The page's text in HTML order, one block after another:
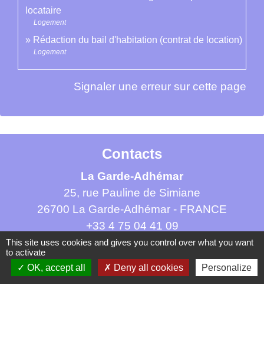
locataire
Logement
Rédaction du bail d'habitation (contrat de location)
Logement
Signaler une erreur sur cette page
Contacts
La Garde-Adhémar
25, rue Pauline de Simiane
26700 La Garde-Adhémar - FRANCE
+33 4 75 04 41 09
Contact par formulaire
This site uses cookies and gives you control over what you want
to activate
OK, accept all
Deny all cookies Personalize